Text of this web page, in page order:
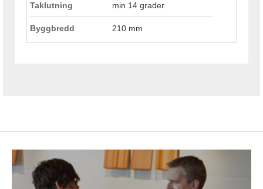
Taklutning min 14 grader
Byggbredd 210 mm